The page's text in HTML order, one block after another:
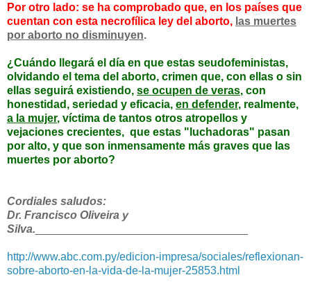
Por otro lado: se ha comprobado que, en los países que
cuentan con esta necrofílica ley del aborto, las muertes
por aborto no disminuyen.
¿Cuándo llegará el día en que estas seudofeministas,
olvidando el tema del aborto, crimen que, con ellas o sin
ellas seguirá existiendo, se ocupen de veras, con
honestidad, seriedad y eficacia, en defender, realmente,
a la mujer, víctima de tantos otros atropellos y
vejaciones crecientes, que estas "luchadoras" pasan
por alto, y que son inmensamente más graves que las
muertes por aborto?
Cordiales saludos:
Dr. Francisco Oliveira y
Silva.
http://www.abc.com.py/edicion-impresa/sociales/reflexionan-
sobre-aborto-en-la-vida-de-la-mujer-25853.html